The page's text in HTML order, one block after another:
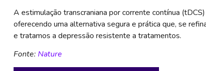
A estimulação transcraniana por corrente contínua
oferecendo uma alternativa segura e prática que, se
e tratamos a depressão resistente a tratamentos.
Fonte: Nature